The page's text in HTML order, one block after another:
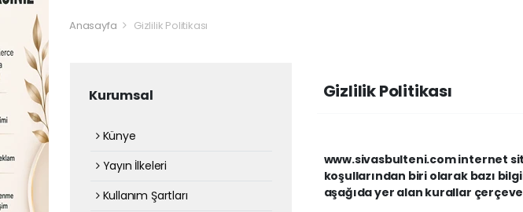
Anasayfa Gizlilik Politikası
Kurumsal
Künye
Yayın İlkeleri
Kullanım Şartları
Gizlilik Politikası
www.sivasbulteni.com internet
koşullarından biri olarak bazı
aşağıda yer alan kurallar